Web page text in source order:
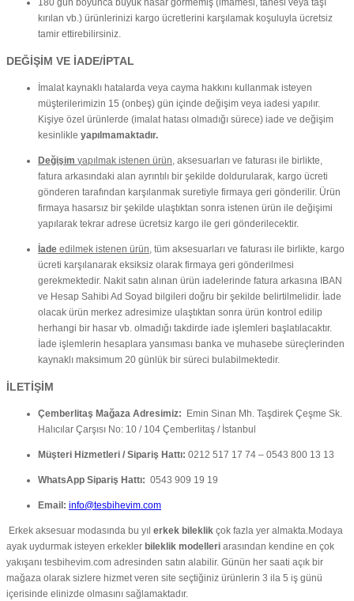
180 gün boyunca büyük hasar görmemiş (imamesi, tanesi veya taşı
kırılan vb.) ürünlerinizi kargo ücretlerini karşılamak koşuluyla ücretsiz
tamir ettirebilirsiniz.
DEĞİŞİM VE İADE/İPTAL
İmalat kaynaklı hatalarda veya cayma hakkını kullanmak isteyen
müşterilerimizin 15 (onbeş) gün içinde değişim veya iadesi yapılır.
Kişiye özel ürünlerde (imalat hatası olmadığı sürece) iade ve değişim
kesinlikle yapılmamaktadır.
Değişim yapılmak istenen ürün, aksesuarları ve faturası ile birlikte,
fatura arkasındaki alan ayrıntılı bir şekilde doldurularak, kargo ücreti
gönderen tarafından karşılanmak suretiyle firmaya geri gönderilir. Ürün
firmaya hasarsız bir şekilde ulaştıktan sonra istenen ürün ile değişimi
yapılarak tekrar adrese ücretsiz kargo ile geri gönderilecektir.
İade edilmek istenen ürün, tüm aksesuarları ve faturası ile birlikte, kargo
ücreti karşılanarak eksiksiz olarak firmaya geri gönderilmesi
gerekmektedir. Nakit satın alınan ürün iadelerinde fatura arkasına IBAN
ve Hesap Sahibi Ad Soyad bilgileri doğru bir şekilde belirtilmelidir. İade
olacak ürün merkez adresimize ulaştıktan sonra ürün kontrol edilip
herhangi bir hasar vb. olmadığı takdirde iade işlemleri başlatılacaktır.
İade işlemlerin hesaplara yansıması banka ve muhasebe süreçlerinden
kaynaklı maksimum 20 günlük bir süreci bulabilmektedir.
İLETİŞİM
Çemberlitaş Mağaza Adresimiz:
Emin Sinan Mh. Taşdirek Çeşme Sk.
Halıcılar Çarşısı No: 10 / 104 Çemberlitaş / İstanbul
Müşteri Hizmetleri / Sipariş Hattı: 0212 517 17 74 – 0543 800 13 13
WhatsApp Sipariş Hattı: 0543 909 19 19
Email: info@tesbihevim.com
Erkek aksesuar modasında bu yıl erkek bileklik çok fazla yer almakta.Modaya
ayak uydurmak isteyen erkekler bileklik modelleri arasından kendine en çok
yakışanı tesbihevim.com adresinden satın alabilir. Günün her saati açık bir
mağaza olarak sizlere hizmet veren site seçtiğiniz ürünlerin 3 ila 5 iş günü
içerisinde elinizde olmasını sağlamaktadır.